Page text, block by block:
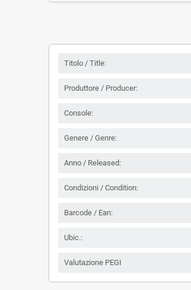
Titolo / Title:
Produttore / Producer:
Console:
Genere / Genre:
Anno / Released:
Condizioni / Condition:
Barcode / Ean:
Ubic.:
Valutazione PEGI